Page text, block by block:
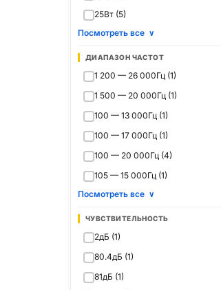
25Вт (5)
Посмотреть все ∨
ДИАПАЗОН ЧАСТОТ
1 200 — 26 000Гц (1)
1 500 — 20 000Гц (1)
100 — 13 000Гц (1)
100 — 17 000Гц (1)
100 — 20 000Гц (4)
105 — 15 000Гц (1)
Посмотреть все ∨
ЧУВСТВИТЕЛЬНОСТЬ
2дБ (1)
80.4дБ (1)
81дБ (1)